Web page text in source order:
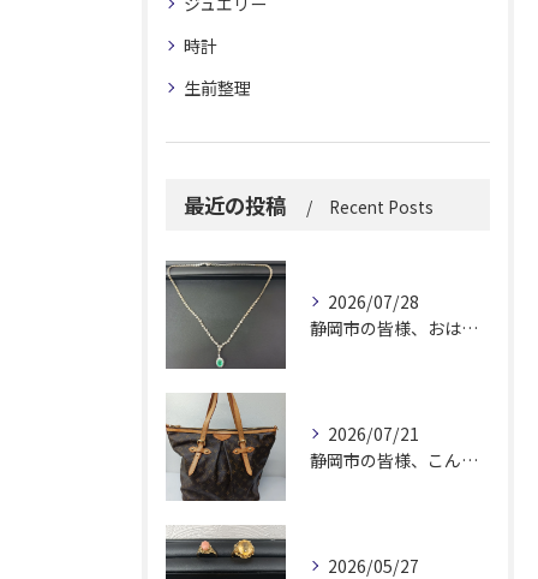
時計
生前整理
最近の投稿 Recent Posts
2026/07/28
静岡市の皆様、おはようございます。
2026/07/21
静岡市の皆様、こんにちは！
2026/05/27